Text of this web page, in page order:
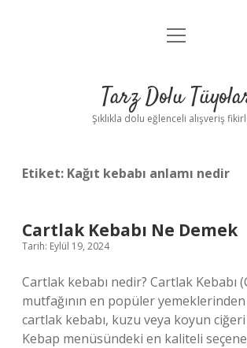
Anasayfa
Yasal Uyarı
menüyü
Tarz Dolu
Şıklıkla dolu eğlenceli alışveriş
Etiket: Kağıt kebabı anlamı nedir
Cartlak Kebabı Ne Demek
Tarih: Eylül 19, 2024
Cartlak kebabı nedir? Cartlak Kebabı
mutfağının en popüler
cartlak kebabı, kuzu veya koyun ciğeri
Kebap menüsündeki en kaliteli